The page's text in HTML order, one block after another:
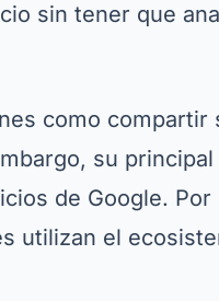
sin tener que
como compartir
su
de Google. Por
utilizan el